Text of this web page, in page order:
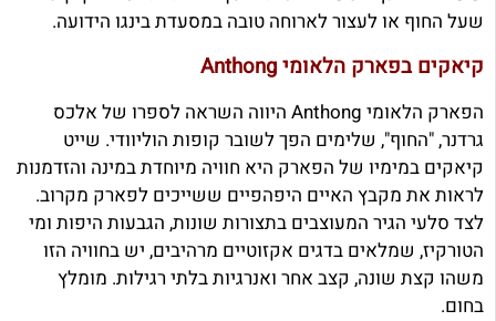
שעל החוף או לעצור לארוחה טובה במסעדת בינגו הידועה.
קיאקים בפארק הלאומי Anthong
הפארק הלאומי Anthong היווה השראה לספרו של אלכס
גרדנר, "החוף", שלימים הפך לשובר קופות הוליוודי. שייט
קיאקים במימיו של הפארק היא חוויה מיוחדת במינה והזדמנות
לראות את מקבץ האיים היפהפיים ששייכים לפארק מקרוב.
לצד סלעי הגיר המעוצבים בתצורות שונות, הגבעות היפות ומי
הטורקיז, שמלאים בדגים אקזוטיים מרהיבים, יש בחוויה הזו
משהו קצת שונה, קצב אחר ואנרגיות בלתי רגילות. מומלץ
בחום.